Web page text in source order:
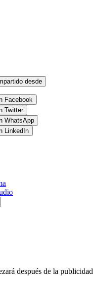
desde
Facebook
Twitter
WhatsApp
LinkedIn
después de la publicidad